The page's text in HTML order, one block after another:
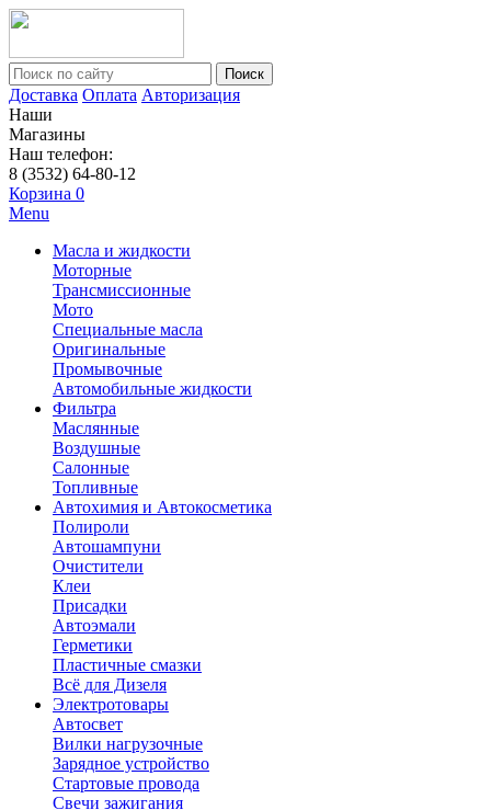
Поиск
Доставка Оплата Авторизация
Наши
Магазины
Наш телефон:
8 (3532) 64-80-12
Корзина 0
Menu
Масла и жидкости
Моторные
Трансмиссионные
Мото
Специальные масла
Оригинальные
Промывочные
Автомобильные жидкости
Фильтра
Маслянные
Воздушные
Салонные
Топливные
Автохимия и Автокосметика
Полироли
Автошампуни
Очистители
Клеи
Присадки
Автоэмали
Герметики
Пластичные смазки
Всё для Дизеля
Электротовары
Автосвет
Вилки нагрузочные
Зарядное устройство
Стартовые провода
Свечи зажигания